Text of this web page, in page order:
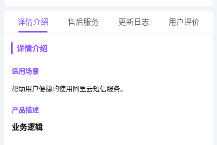
详情介绍 售后服务 更新日志 用户评价
详情介绍
适用场景
帮助用户便捷的使用阿里云短信服务。
产品描述
业务逻辑